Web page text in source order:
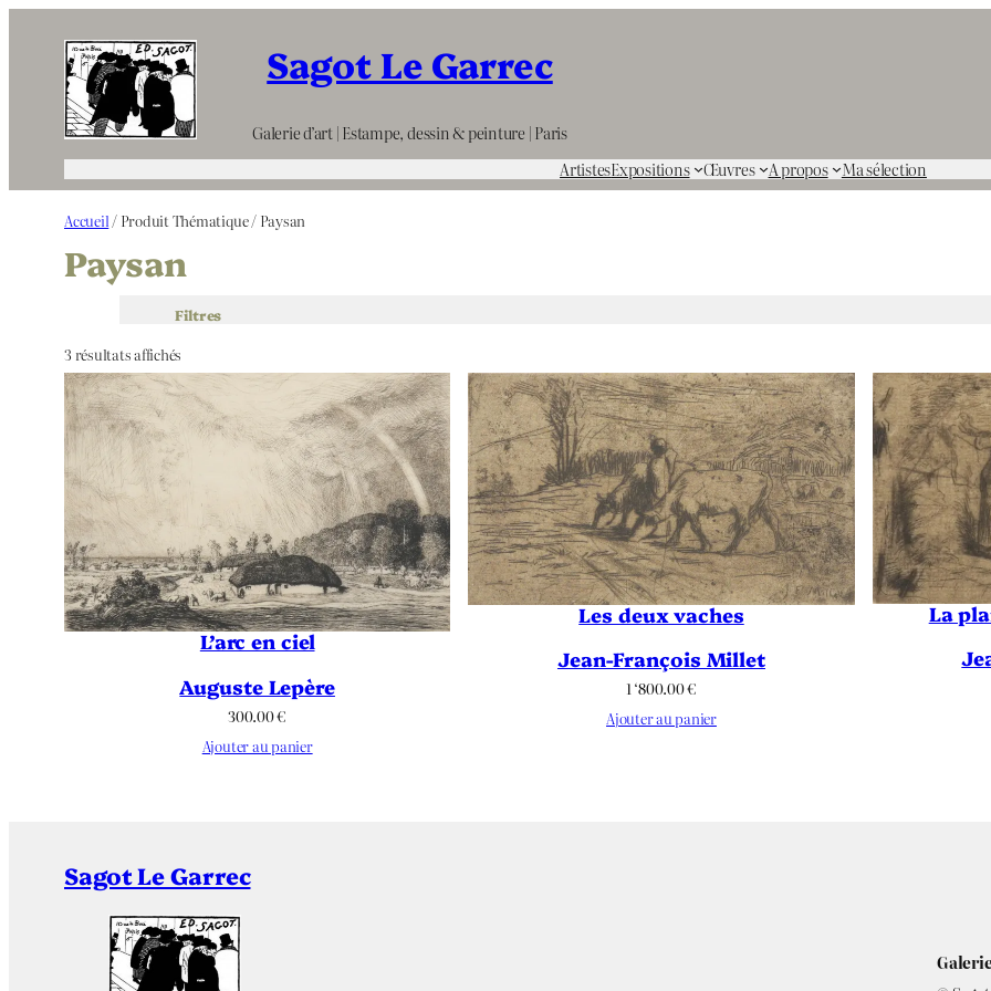
contenu
Sagot Le Garrec
Galerie d’art | Estampe, dessin & peinture | Paris
ArtistesExpositions Œuvres A propos Ma sélection
Accueil / Produit Thématique / Paysan
Paysan
Filtres
3 résultats affichés
L’arc en ciel
Auguste Lepère
300.00€
Ajouter au panier
Les deux vaches
Jean-François Millet
1 ‘800.00€
Ajouter au panier
La
Sagot Le Garrec